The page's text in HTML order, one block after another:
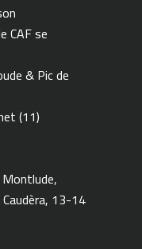
CAF se
& Pic de
(11)
13-14